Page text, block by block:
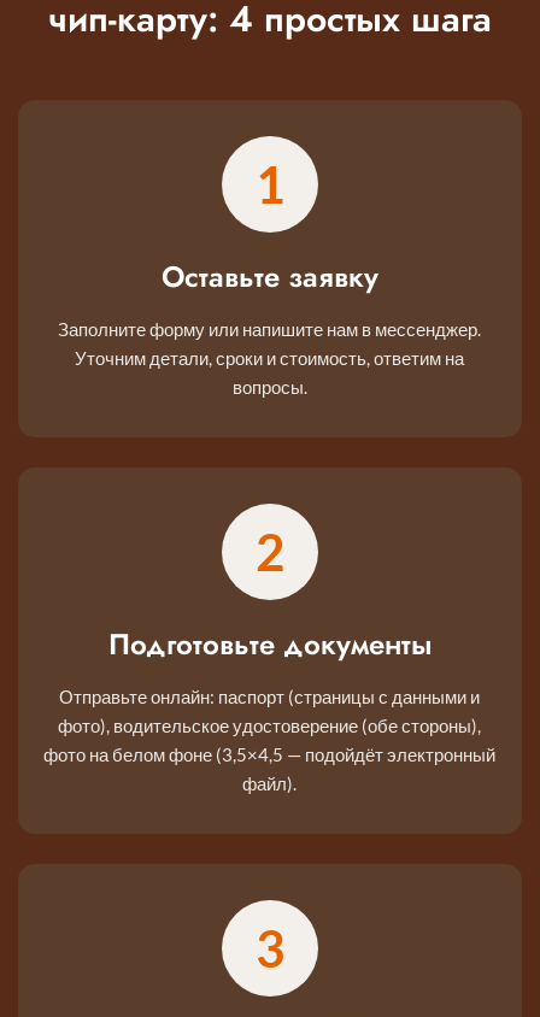
чип-карту: 4 простых шага
1
Оставьте заявку
Заполните форму или напишите нам в мессенджер.
Уточним детали, сроки и стоимость, ответим на
вопросы.
2
Подготовьте документы
Отправьте онлайн: паспорт (страницы с данными и
фото), водительское удостоверение (обе стороны),
фото на белом фоне (3,5×4,5 — подойдёт электронный
файл).
3